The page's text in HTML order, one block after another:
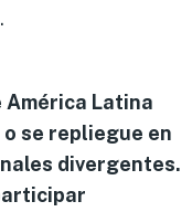
América Latina
se repliegue en
divergentes.